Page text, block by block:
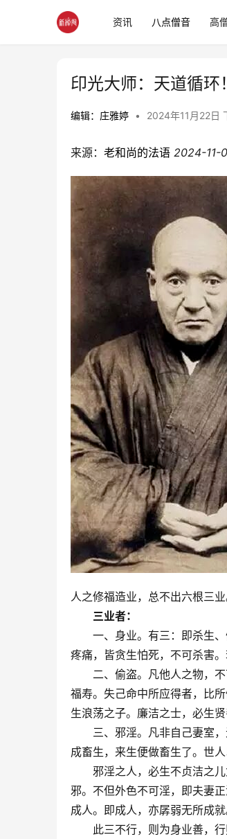
资讯 八点僧音 高
印光大师：天道循环！
编辑：庄雅婷 • 2024年11月22日
来源： 老和尚的法语 2024-11-
人之修福造业，总不出六根三
三业者：
一、身业。有三：即杀生、
疼痛，皆贪生怕死，不可杀害
二、偷盗。凡他人之物，不
福寿。失己命中所应得者，比
生浪荡之子。廉洁之士，必生
三、邪淫。凡非自己妻室，
成畜生，来生便做畜生了。世
邪淫之人，必生不贞洁之儿
邪。不但外色不可淫，即夫妻
成人。即成人，亦孱弱无所成
此三不行，则为身业善，行